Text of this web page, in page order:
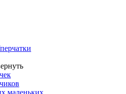
маленьких